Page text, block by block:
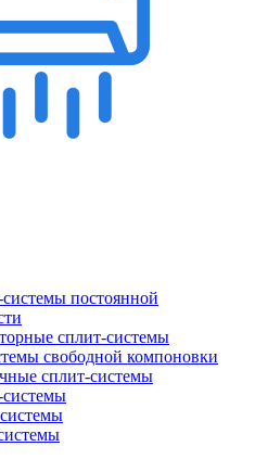
постоянной
сплит-системы
свободной компоновки
сплит-системы